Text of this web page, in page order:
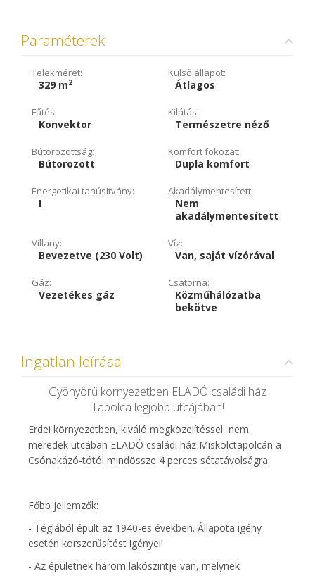
Paraméterek
Telekméret:
329 m2
Külső állapot:
Átlagos
Fűtés:
Konvektor
Kilátás:
Természetre néző
Bútorozottság:
Bútorozott
Komfort fokozat:
Dupla komfort
Energetikai tanúsítvány:
I
Akadálymentesített:
Nem
akadálymentesített
Villany:
Bevezetve (230 Volt)
Víz:
Van, saját vízórával
Gáz:
Vezetékes gáz
Csatorna:
Közműhálózatba
bekötve
Ingatlan leírása
Gyönyörű környezetben ELADÓ családi ház
Tapolca legjobb utcájában!
Erdei környezetben, kiváló megközelítéssel, nem
meredek utcában ELADÓ családi ház Miskolctapolcán a
Csónakázó-tótól mindössze 4 perces sétatávolságra.
Főbb jellemzők:
- Téglából épült az 1940-es években. Állapota igény
esetén korszerűsítést igényel!
- Az épületnek három lakószintje van, melynek